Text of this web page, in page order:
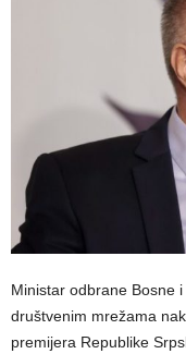
Ministar odbrane Bosne
društvenim mrežama
premijera Republike